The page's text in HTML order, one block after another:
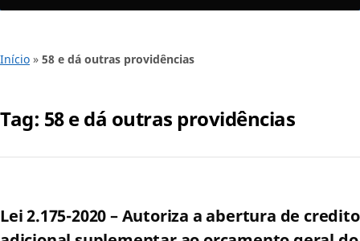
Início » 58 e dá outras providências
Tag: 58 e dá outras providências
Lei 2.175-2020 – Autoriza a abertura de credito